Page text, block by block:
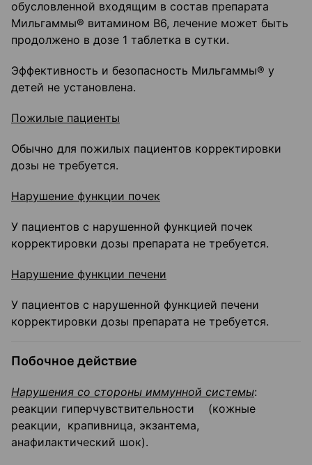
обусловленной входящим в состав препарата
Мильгаммы® витамином В6, лечение может быть
продолжено в дозе 1 таблетка в сутки.
Эффективность и безопасность Мильгаммы® у
детей не установлена.
Пожилые пациенты
Обычно для пожилых пациентов корректировки
дозы не требуется.
Нарушение функции почек
У пациентов с нарушенной функцией почек
корректировки дозы препарата не требуется.
Нарушение функции печени
У пациентов с нарушенной функцией печени
корректировки дозы препарата не требуется.
Побочное действие
Нарушения со стороны иммунной системы:
реакции гиперчувствительности (кожные
реакции, крапивница, экзантема,
анафилактический шок).